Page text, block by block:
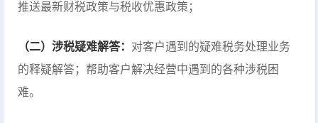
推送最新财税政策与税收优惠政策；
（二）涉税疑难解答： 对客户遇到的疑难税务处理业务
的释疑解答；帮助客户解决经营中遇到的各种涉税困
难。